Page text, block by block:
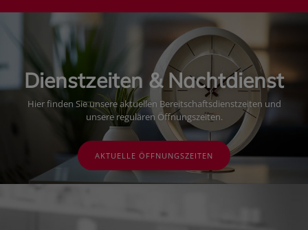
Dienstzeiten & Nachtdienst
Hier finden Sie unsere aktuellen Bereitschaftsdienstzeiten und
unsere regulären Öffnungszeiten.
AKTUELLE ÖFFNUNGSZEITEN